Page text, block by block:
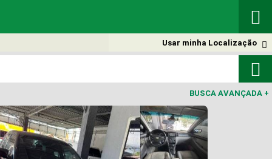


Usar minha Localização

BUSCA AVANÇADA +